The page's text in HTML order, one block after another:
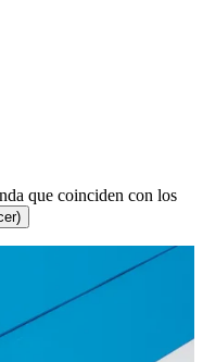
que coinciden con los